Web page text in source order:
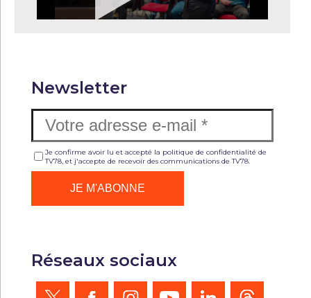
Newsletter
Je confirme avoir lu et accepté la politique de confidentialité de
TV78, et j'accepte de recevoir des communications de TV78.
Réseaux sociaux